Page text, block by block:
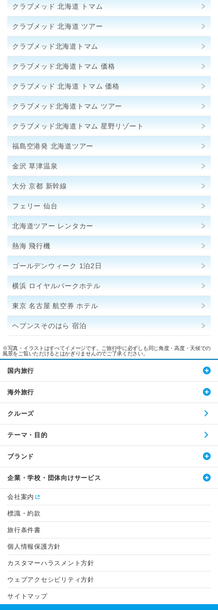
クラブメッド 北海道 トマム
クラブメッド 北海道 ツアー
クラブメッド北海道トマム
クラブメッド北海道トマム 価格
クラブメッド 北海道 トマム 価格
クラブメッド北海道トマム ツアー
クラブメッド北海道トマム 星野リゾート
福島空港発 北海道ツアー
金沢 草津温泉
大分 京都 新幹線
フェリー 仙台
北海道ツアー レンタカー
熱海 飛行機
ゴールデンウィーク 1泊2日
横浜 ロイヤルパークホテル
東京 名古屋 航空券 ホテル
ヘブンスそのはら 宿泊
※写真・イラストはすべてイメージです。ご旅行中に必ずしも同じ角度・高度・天候での
風景をご覧いただけるとはかぎりませんのでご了承ください。
国内旅行
海外旅行
クルーズ
テーマ・目的
ブランド
企業・学校・団体向けサービス
会社案内
標識・約款
旅行条件書
個人情報保護方針
カスタマーハラスメント方針
ウェブアクセシビリティ方針
サイトマップ